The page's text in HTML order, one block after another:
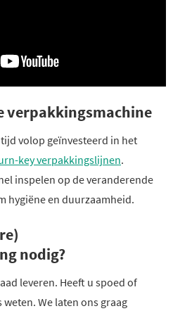
verpakkingsmachine
volop geïnvesteerd in het
key verpakkingslijnen.
inspelen op de veranderende
hygiëne en duurzaamheid.
nodig?
leveren. Heeft u spoed of
We laten ons graag